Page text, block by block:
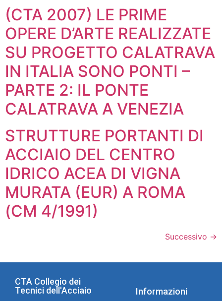
(CTA 2007) LE PRIME
OPERE D’ARTE REALIZZATE
SU PROGETTO CALATRAVA
IN ITALIA SONO PONTI –
PARTE 2: IL PONTE
CALATRAVA A VENEZIA
STRUTTURE PORTANTI DI
ACCIAIO DEL CENTRO
IDRICO ACEA DI VIGNA
MURATA (EUR) A ROMA
(CM 4/1991)
Successivo →
CTA Collegio dei
Tecnici dell'Acciaio
Informazioni